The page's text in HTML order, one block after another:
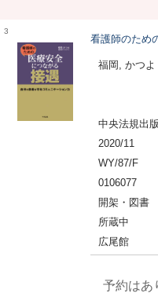
3
看護師のため
福岡, かつよ
中央法規出版
2020/11
WY/87/F
0106077
開架・図書
所蔵中
広尾館
予約はあ